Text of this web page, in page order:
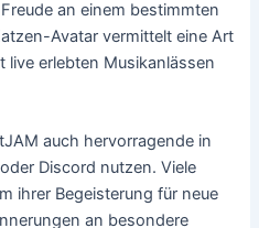
an einem bestimmten
Avatar vermittelt eine Art
live erlebten Musikanlässen
auch hervorragende in
Discord nutzen. Viele
ihrer Begeisterung für neue
an besondere